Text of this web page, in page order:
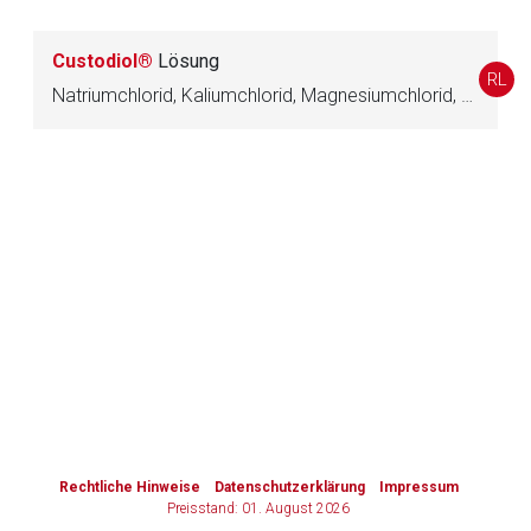
Custodiol® Lösung
Natriumchlorid, Kaliumchlorid, Magnesiumchlorid, Histidin, Tryptophan, Mannitol, Calciumchlorid, 2-Oxoglutarsäure
RL
Rechtliche Hinweise Datenschutzerklärung
Impressum
Preisstand: 01. August 2026
Zurück zur rote-liste.de